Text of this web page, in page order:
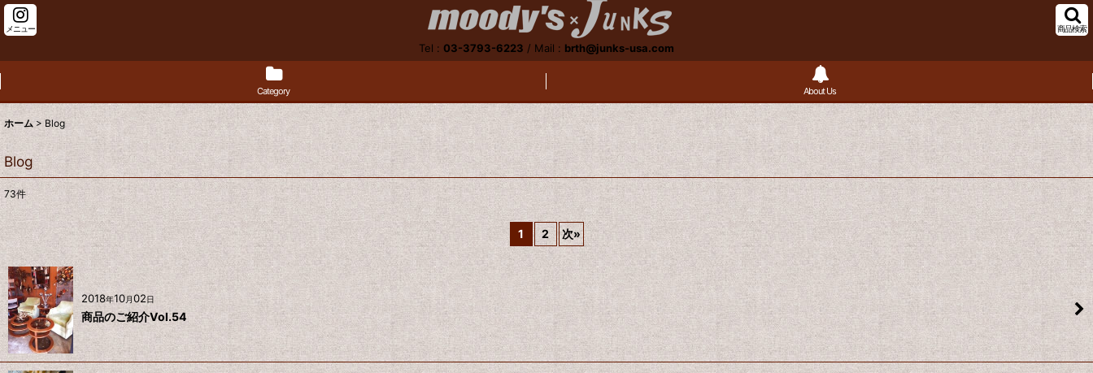
メニュー
Tel : 03-3793-6223 / Mail : brth@junks-usa.com
商品検索
Category About Us
ホーム > Blog
Blog
73件
1 2 次»
2018年10月02日
商品のご紹介Vol.54